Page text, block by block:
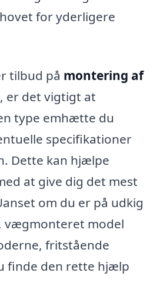
for yderligere
tilbud på montering af
, er det vigtigt at
type emhætte du
specifikationer
Dette kan hjælpe
at give dig det mest
om du er på udkig
vægmonteret model
fritstående
finde den rette hjælp